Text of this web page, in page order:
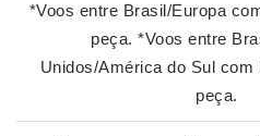
*Voos entre Brasil/Europa
peça. *Voos entre
Unidos/América do Sul com
peça.